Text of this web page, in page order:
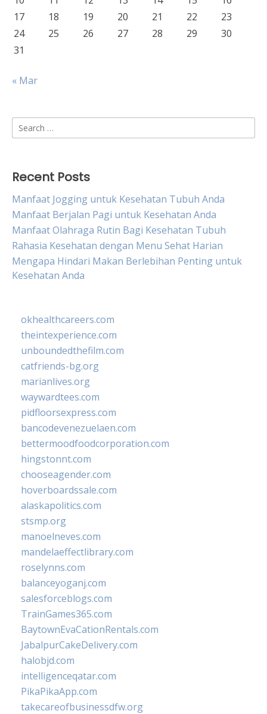
17
18 19 20 21 22
23
24
25 26 27 28 29
30
31
« Mar
Search
for:
Recent Posts
Manfaat Jogging untuk Kesehatan Tubuh Anda
Manfaat Berjalan Pagi untuk Kesehatan Anda
Manfaat Olahraga Rutin Bagi Kesehatan Tubuh
Rahasia Kesehatan dengan Menu Sehat Harian
Mengapa Hindari Makan Berlebihan Penting untuk
Kesehatan Anda
okhealthcareers.com
theintexperience.com
unboundedthefilm.com
catfriends-bg.org
marianlives.org
waywardtees.com
pidfloorsexpress.com
bancodevenezuelaen.com
bettermoodfoodcorporation.com
hingstonnt.com
chooseagender.com
hoverboardssale.com
alaskapolitics.com
stsmp.org
manoelneves.com
mandelaeffectlibrary.com
roselynns.com
balanceyoganj.com
salesforceblogs.com
TrainGames365.com
BaytownEvaCationRentals.com
JabalpurCakeDelivery.com
halobjd.com
intelligenceqatar.com
PikaPikaApp.com
takecareofbusinessdfw.org